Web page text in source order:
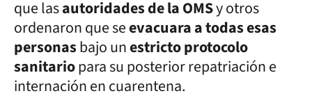
que lasautoridades de la OMSy otros
ordenaron que seevacuara a todas esas
personasbajo unestricto protocolo
sanitariopara su posterior repatriación e
internación en cuarentena.